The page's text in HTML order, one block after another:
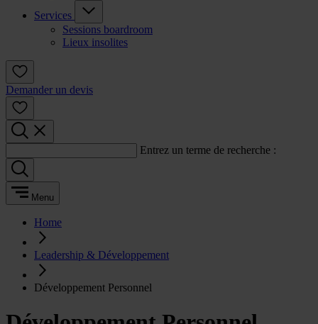
Services
Sessions boardroom
Lieux insolites
Demander un devis
Entrez un terme de recherche :
Menu
Home
Leadership & Développement
Développement Personnel